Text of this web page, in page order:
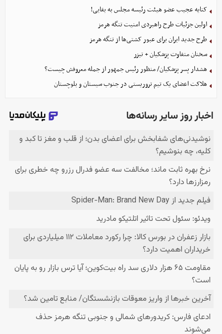
کنایه عجیب عضو هیئت رئیسه مجلس به بقایی!
اولین جزئیات طرح راهبردی امنیت تنگه هرمز
طرح جدید ایران برای عبور کشتی‌ها از تنگه هرمز
سخنان متفاوت پزشکیان + تیزر
هشدار پسر پزشکیان/ منظور رئیس جمهور از جمله معروفش چیست؟
هلاکت اعضای یک تیم تروریستی در جنوب سیستان و بلوچستان